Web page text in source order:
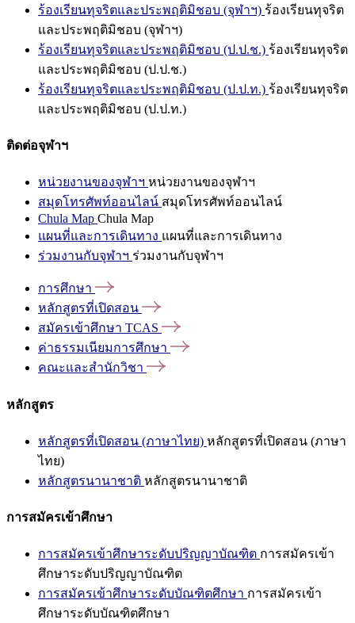
ร้องเรียนทุจริตและประพฤติมิชอบ (จุฬาฯ) ร้องเรียนทุจริต
และประพฤติมิชอบ (จุฬาฯ)
ร้องเรียนทุจริตและประพฤติมิชอบ (ป.ป.ช.) ร้องเรียนทุจริต
และประพฤติมิชอบ (ป.ป.ช.)
ร้องเรียนทุจริตและประพฤติมิชอบ (ป.ป.ท.) ร้องเรียนทุจริต
และประพฤติมิชอบ (ป.ป.ท.)
ติดต่อจุฬาฯ
หน่วยงานของจุฬาฯ หน่วยงานของจุฬาฯ
สมุดโทรศัพท์ออนไลน์ สมุดโทรศัพท์ออนไลน์
Chula Map Chula Map
แผนที่และการเดินทาง แผนที่และการเดินทาง
ร่วมงานกับจุฬาฯ ร่วมงานกับจุฬาฯ
การศึกษา
หลักสูตรที่เปิดสอน
สมัครเข้าศึกษา TCAS
ค่าธรรมเนียมการศึกษา
คณะและสำนักวิชา
หลักสูตร
หลักสูตรที่เปิดสอน (ภาษาไทย) หลักสูตรที่เปิดสอน (ภาษา
ไทย)
หลักสูตรนานาชาติ หลักสูตรนานาชาติ
การสมัครเข้าศึกษา
การสมัครเข้าศึกษาระดับปริญญาบัณฑิต การสมัครเข้า
ศึกษาระดับปริญญาบัณฑิต
การสมัครเข้าศึกษาระดับบัณฑิตศึกษา การสมัครเข้า
ศึกษาระดับบัณฑิตศึกษา